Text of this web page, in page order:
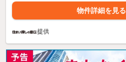
物件詳細を見る
提供